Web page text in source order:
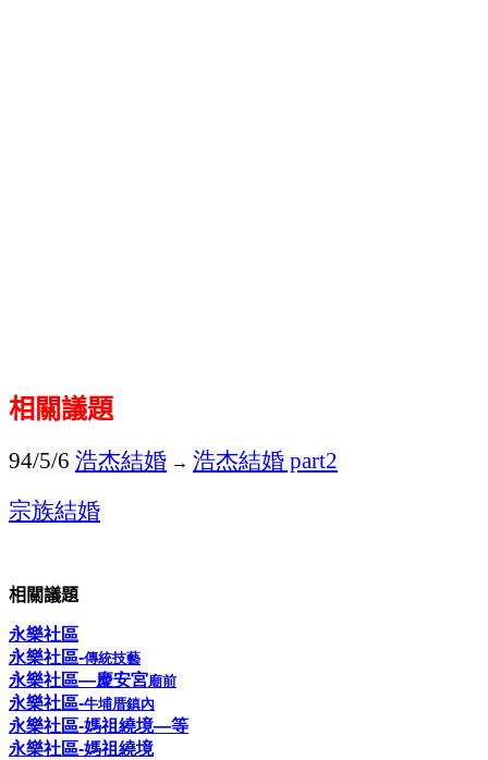
相關議題
94/5/6 浩杰結婚 → 浩杰結婚 part2
宗族結婚
相關議題
永樂社區
永樂社區-傳統技藝
永樂社區—慶安宮廟前
永樂社區-牛埔厝鎮內
永樂社區-媽祖繞境—等
永樂社區-媽祖繞境